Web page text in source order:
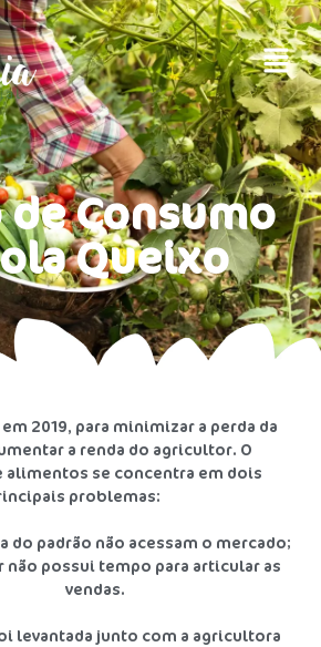
Consumo
Queixo
2019, para minimizar a perda da
a renda do agricultor. O
alimentos se concentra em dois
problemas:
do padrão não acessam o mercado;
não possui tempo para articular as
vendas.
levantada junto com a agricultora